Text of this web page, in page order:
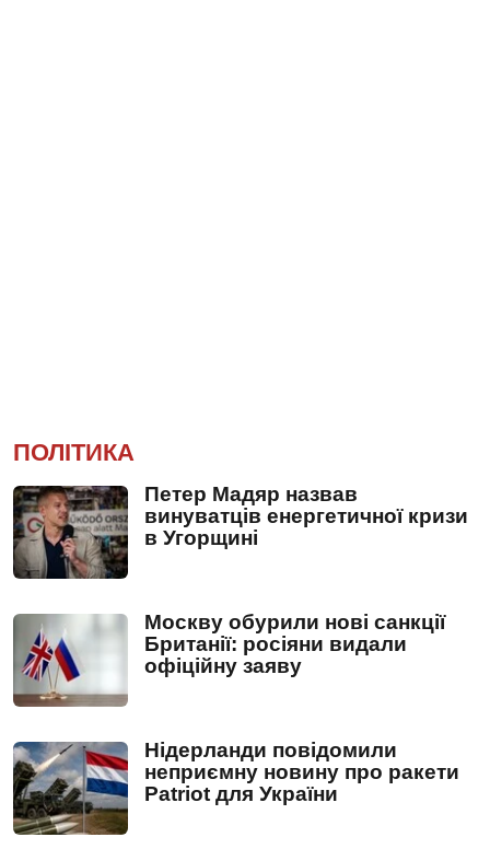
ПОЛІТИКА
Петер Мадяр назвав
винуватців енергетичної кризи
в Угорщині
Москву обурили нові санкції
Британії: росіяни видали
офіційну заяву
Нідерланди повідомили
неприємну новину про ракети
Patriot для України